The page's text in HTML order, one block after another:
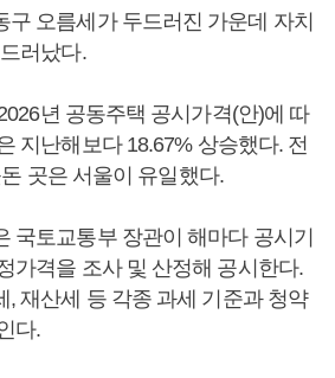
구 오름세가 두드러진 가운데 자치
러났다.
년 공동주택 공시가격(안)에 따
지난해보다 18.67% 상승했다. 전
곳은 서울이 유일했다.
국토교통부 장관이 해마다 공시기
가격을 조사 및 산정해 공시한다.
, 재산세 등 각종 과세 기준과 청약
다.